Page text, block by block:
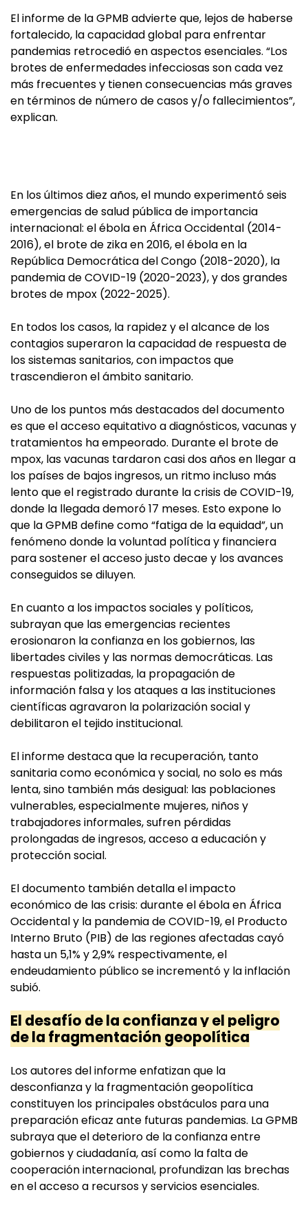
El informe de la GPMB advierte que, lejos de haberse
fortalecido, la capacidad global para enfrentar
pandemias retrocedió en aspectos esenciales. “Los
brotes de enfermedades infecciosas son cada vez
más frecuentes y tienen consecuencias más graves
en términos de número de casos y/o fallecimientos”,
explican.
En los últimos diez años, el mundo experimentó seis
emergencias de salud pública de importancia
internacional: el ébola en África Occidental (2014-
2016), el brote de zika en 2016, el ébola en la
República Democrática del Congo (2018-2020), la
pandemia de COVID-19 (2020-2023), y dos grandes
brotes de mpox (2022-2025).
En todos los casos, la rapidez y el alcance de los
contagios superaron la capacidad de respuesta de
los sistemas sanitarios, con impactos que
trascendieron el ámbito sanitario.
Uno de los puntos más destacados del documento
es que el acceso equitativo a diagnósticos, vacunas y
tratamientos ha empeorado. Durante el brote de
mpox, las vacunas tardaron casi dos años en llegar a
los países de bajos ingresos, un ritmo incluso más
lento que el registrado durante la crisis de COVID-19,
donde la llegada demoró 17 meses. Esto expone lo
que la GPMB define como “fatiga de la equidad”, un
fenómeno donde la voluntad política y financiera
para sostener el acceso justo decae y los avances
conseguidos se diluyen.
En cuanto a los impactos sociales y políticos,
subrayan que las emergencias recientes
erosionaron la confianza en los gobiernos, las
libertades civiles y las normas democráticas. Las
respuestas politizadas, la propagación de
información falsa y los ataques a las instituciones
científicas agravaron la polarización social y
debilitaron el tejido institucional.
El informe destaca que la recuperación, tanto
sanitaria como económica y social, no solo es más
lenta, sino también más desigual: las poblaciones
vulnerables, especialmente mujeres, niños y
trabajadores informales, sufren pérdidas
prolongadas de ingresos, acceso a educación y
protección social.
El documento también detalla el impacto
económico de las crisis: durante el ébola en África
Occidental y la pandemia de COVID-19, el Producto
Interno Bruto (PIB) de las regiones afectadas cayó
hasta un 5,1% y 2,9% respectivamente, el
endeudamiento público se incrementó y la inflación
subió.
El desafío de la confianza y el peligro
de la fragmentación geopolítica
Los autores del informe enfatizan que la
desconfianza y la fragmentación geopolítica
constituyen los principales obstáculos para una
preparación eficaz ante futuras pandemias. La GPMB
subraya que el deterioro de la confianza entre
gobiernos y ciudadanía, así como la falta de
cooperación internacional, profundizan las brechas
en el acceso a recursos y servicios esenciales.